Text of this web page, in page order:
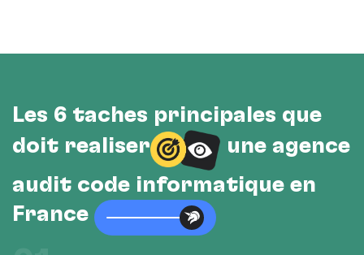
Les 6 tâches principales que
doit réaliser
une agence
audit code informatique en
France